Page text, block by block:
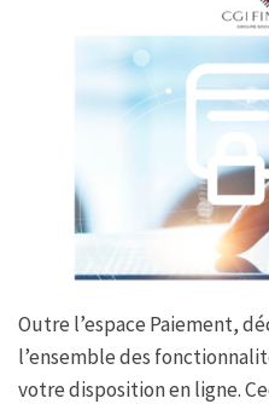
Outre l’espace Paiement,
l’ensemble des
votre disposition en ligne.